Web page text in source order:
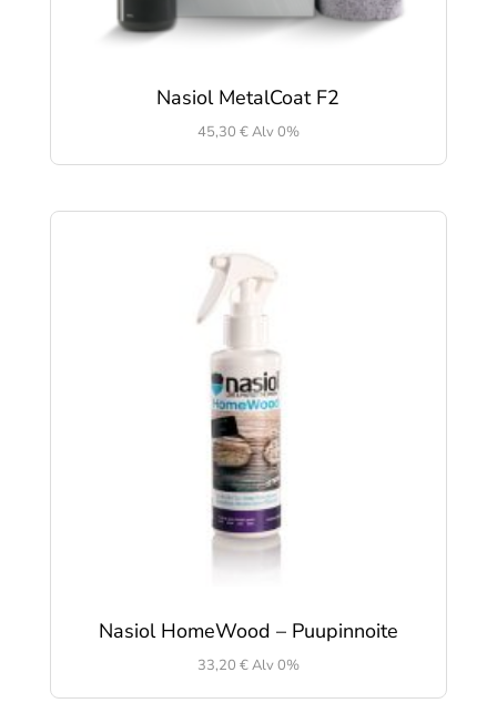
Nasiol MetalCoat F2
45,30 €Alv 0%
Nasiol HomeWood – Puupinnoite
33,20 €Alv 0%